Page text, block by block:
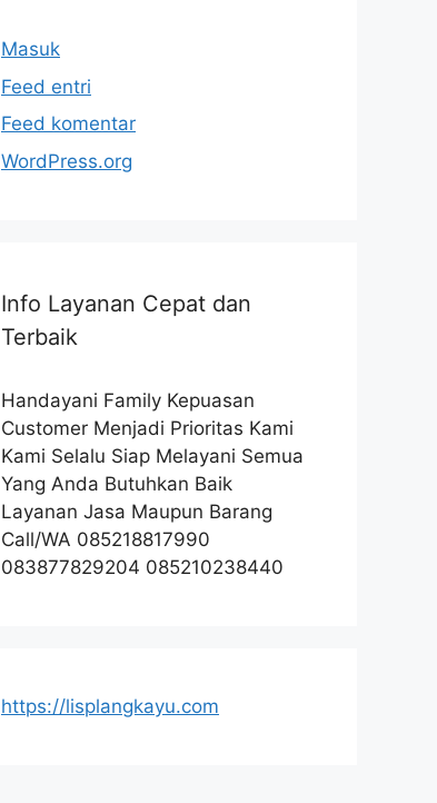
Masuk
Feed entri
Feed komentar
WordPress.org
Info Layanan Cepat dan
Terbaik
Handayani Family Kepuasan
Customer Menjadi Prioritas Kami
Kami Selalu Siap Melayani Semua
Yang Anda Butuhkan Baik
Layanan Jasa Maupun Barang
Call/WA 085218817990
083877829204 085210238440
https://lisplangkayu.com